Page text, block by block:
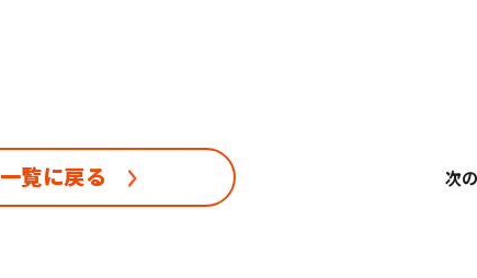
一覧に戻る 次